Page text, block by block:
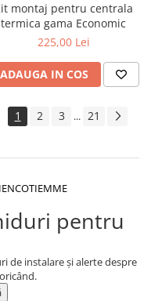
montaj pentru centrala
termica gama Economic
225,00 Lei
ADAUGA IN COS
1 2 3 ... 21
TIEMME
pentru
de instalare și alerte despre